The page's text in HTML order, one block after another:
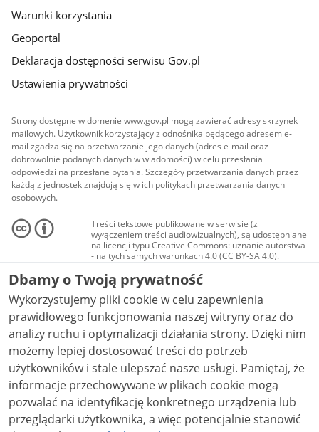
Warunki korzystania
Geoportal
Deklaracja dostępności serwisu Gov.pl
Ustawienia prywatności
Strony dostępne w domenie www.gov.pl mogą zawierać adresy skrzynek
mailowych. Użytkownik korzystający z odnośnika będącego adresem e-
mail zgadza się na przetwarzanie jego danych (adres e-mail oraz
dobrowolnie podanych danych w wiadomości) w celu przesłania
odpowiedzi na przesłane pytania. Szczegóły przetwarzania danych przez
każdą z jednostek znajdują się w ich politykach przetwarzania danych
osobowych.
Treści tekstowe publikowane w serwisie (z
wyłączeniem treści audiowizualnych), są udostępniane
na licencji typu Creative Commons: uznanie autorstwa
- na tych samych warunkach 4.0 (CC BY-SA 4.0).
Materiały audiowizualne, w tym zdjęcia, materiały
audio i wideo, są udostępniane na licencji typu
Creative Commons: uznanie autorstwa użycie
niekomercyjne - bez utworów zależnych 4.0 (CC BY-
NC-ND 4.0), o ile nie jest to stwierdzone inaczej.
Dbamy o Twoją prywatność
Wykorzystujemy pliki cookie w celu zapewnienia
prawidłowego funkcjonowania naszej witryny oraz do
analizy ruchu i optymalizacji działania strony. Dzięki nim
możemy lepiej dostosować treści do potrzeb
użytkowników i stale ulepszać nasze usługi. Pamiętaj, że
informacje przechowywane w plikach cookie mogą
pozwalać na identyfikację konkretnego urządzenia lub
przeglądarki użytkownika, a więc potencjalnie stanowić